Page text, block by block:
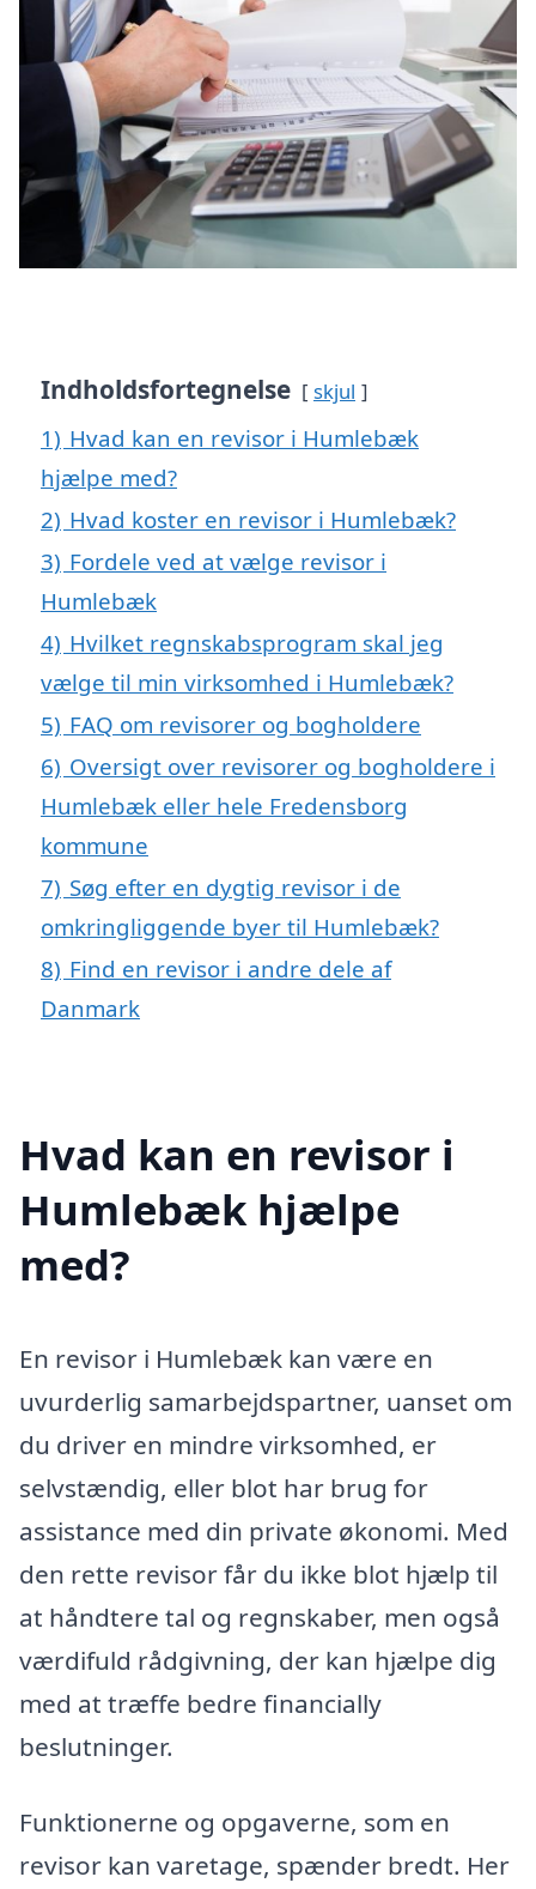
Indholdsfortegnelse skjul
1) Hvad kan en revisor i Humlebæk
hjælpe med?
2) Hvad koster en revisor i Humlebæk?
3) Fordele ved at vælge revisor i
Humlebæk
4) Hvilket regnskabsprogram skal jeg
vælge til min virksomhed i Humlebæk?
5) FAQ om revisorer og bogholdere
6) Oversigt over revisorer og bogholdere i
Humlebæk eller hele Fredensborg
kommune
7) Søg efter en dygtig revisor i de
omkringliggende byer til Humlebæk?
8) Find en revisor i andre dele af
Danmark
Hvad kan en revisor i
Humlebæk hjælpe
med?
En revisor i Humlebæk kan være en
uvurderlig samarbejdspartner, uanset om
du driver en mindre virksomhed, er
selvstændig, eller blot har brug for
assistance med din private økonomi. Med
den rette revisor får du ikke blot hjælp til
at håndtere tal og regnskaber, men også
værdifuld rådgivning, der kan hjælpe dig
med at træffe bedre financially
beslutninger.
Funktionerne og opgaverne, som en
revisor kan varetage, spænder bredt. Her